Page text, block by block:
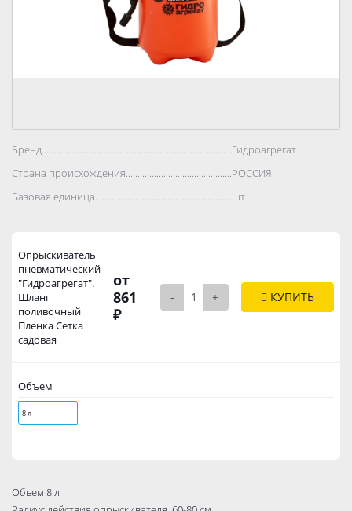
Бренд..................................................................................Гидроагрегат
Страна происхождения..................................................................................
РОССИЯ
Базовая единица..................................................................................
шт
Опрыскиватель
пневматический
"Гидроагрегат".
Шланг
поливочный
Пленка Сетка
садовая
от
861
₽
- + КУПИТЬ
Объем
8 л
Объем 8 л